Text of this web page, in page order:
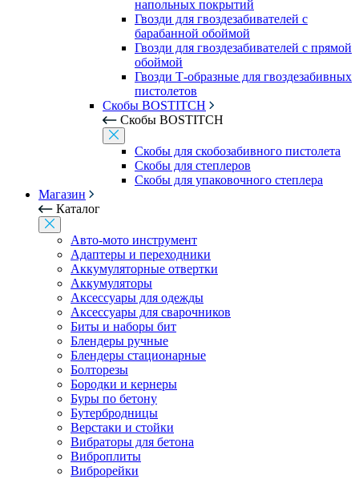
напольных покрытий
Гвозди для гвоздезабивателей с
барабанной обоймой
Гвозди для гвоздезабивателей с прямой
обоймой
Гвозди Т-образные для гвоздезабивных
пистолетов
Скобы BOSTITCH
Скобы BOSTITCH
Скобы для скобозабивного пистолета
Скобы для степлеров
Скобы для упаковочного степлера
Магазин
Каталог
Авто-мото инструмент
Адаптеры и переходники
Аккумуляторные отвертки
Аккумуляторы
Аксессуары для одежды
Аксессуары для сварочников
Биты и наборы бит
Блендеры ручные
Блендеры стационарные
Болторезы
Бородки и кернеры
Буры по бетону
Бутербродницы
Верстаки и стойки
Вибраторы для бетона
Виброплиты
Виброрейки